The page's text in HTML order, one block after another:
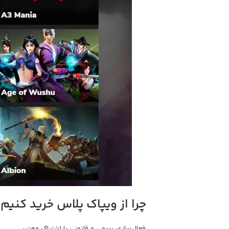
چرا از ویپاک پلاس خرید